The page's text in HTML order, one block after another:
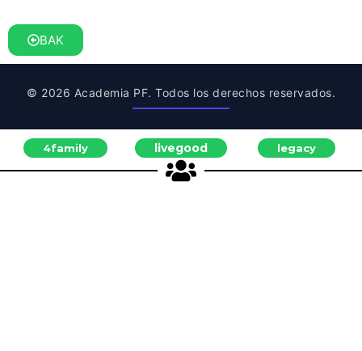
BAK
© 2026 Academia PF. Todos los derechos reservados.
4family livegood legacy